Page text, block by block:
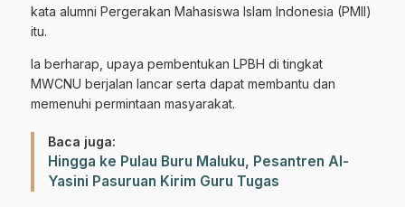
kata alumni Pergerakan Mahasiswa Islam Indonesia (PMII)
itu.
Ia berharap, upaya pembentukan LPBH di tingkat
MWCNU berjalan lancar serta dapat membantu dan
memenuhi permintaan masyarakat.
Baca juga:
Hingga ke Pulau Buru Maluku, Pesantren Al-
Yasini Pasuruan Kirim Guru Tugas